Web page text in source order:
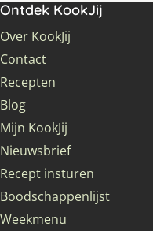
Ontdek KookJij
Over KookJij
Contact
Recepten
Blog
Mijn KookJij
Nieuwsbrief
Recept insturen
Boodschappenlijst
Weekmenu